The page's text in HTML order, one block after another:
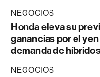
NEGOCIOS
Honda eleva su
ganancias por el
demanda de
NEGOCIOS